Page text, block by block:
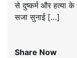
से दुष्कर्म और हत्या के
सजा सुनाई […]
Share Now